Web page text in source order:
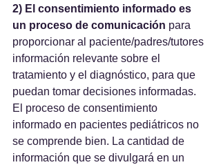
2) El consentimiento informado es
un proceso de comunicación para
proporcionar al paciente/padres/tutores
información relevante sobre el
tratamiento y el diagnóstico, para que
puedan tomar decisiones informadas.
El proceso de consentimiento
informado en pacientes pediátricos no
se comprende bien. La cantidad de
información que se divulgará en un